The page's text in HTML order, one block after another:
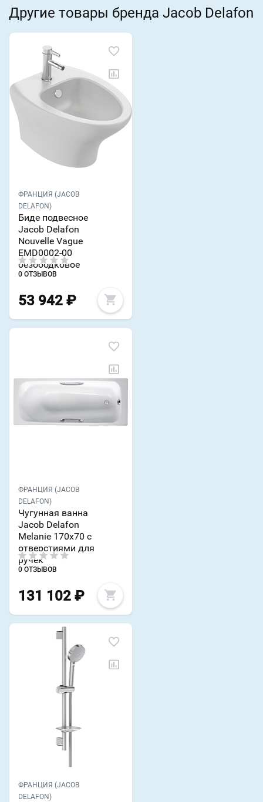
Другие товары бренда Jacob Delafon
ФРАНЦИЯ (JACOB
DELAFON)
Биде подвесное
Jacob Delafon
Nouvelle Vague
EMD0002-00
безободковое
0 ОТЗЫВОВ
53 942 ₽
ФРАНЦИЯ (JACOB
DELAFON)
Чугунная ванна
Jacob Delafon
Melanie 170х70 с
отверстиями для
ручек
0 ОТЗЫВОВ
131 102 ₽
ФРАНЦИЯ (JACOB
DELAFON)